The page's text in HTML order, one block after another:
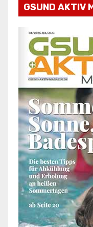
GSUND AKTIV